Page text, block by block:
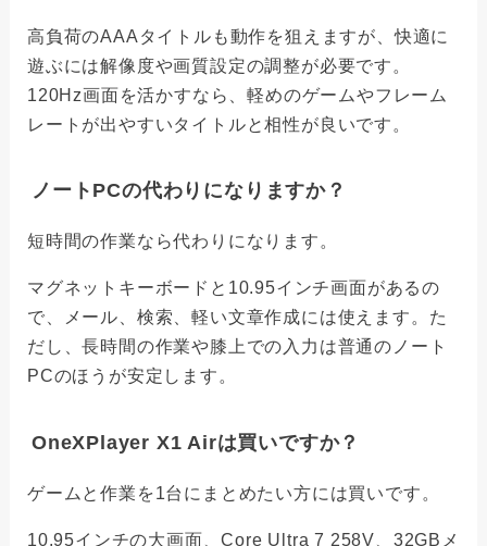
高負荷のAAAタイトルも動作を狙えますが、快適に
遊ぶには解像度や画質設定の調整が必要です。
120Hz画面を活かすなら、軽めのゲームやフレーム
レートが出やすいタイトルと相性が良いです。
ノートPCの代わりになりますか？
短時間の作業なら代わりになります。
マグネットキーボードと10.95インチ画面があるの
で、メール、検索、軽い文章作成には使えます。た
だし、長時間の作業や膝上での入力は普通のノート
PCのほうが安定します。
OneXPlayer X1 Airは買いですか？
ゲームと作業を1台にまとめたい方には買いです。
10.95インチの大画面、Core Ultra 7 258V、32GBメ